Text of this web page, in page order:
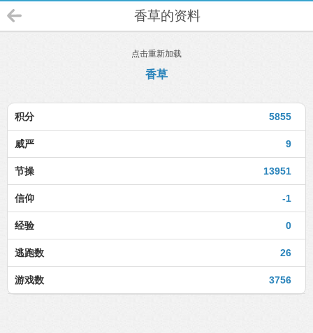
香草的资料
点击重新加载
香草
5855
积分
9
威严
13951
节操
-1
信仰
0
经验
26
逃跑数
3756
游戏数